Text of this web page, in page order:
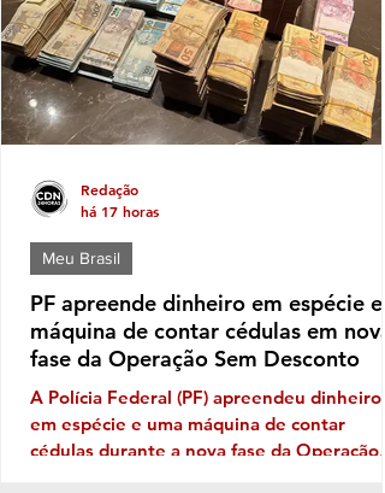
próximo a que mais aparece com solidez
política é a da deputada pessed
PF apreende dinheiro em espécie e
máquina de contar cédulas em nova
fase da Operação Sem Desconto
A Polícia Federal (PF) apreendeu dinheiro
em espécie e uma máquina de contar
cédulas durante a nova fase da Operação
Meu Brasil
Redação
há 17 horas